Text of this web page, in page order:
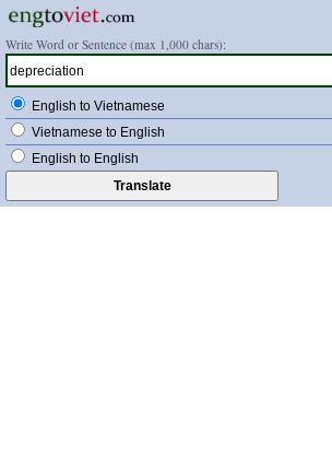
Write Word or Sentence (max 1,000 chars):
English to Vietnamese
Vietnamese to English
English to English